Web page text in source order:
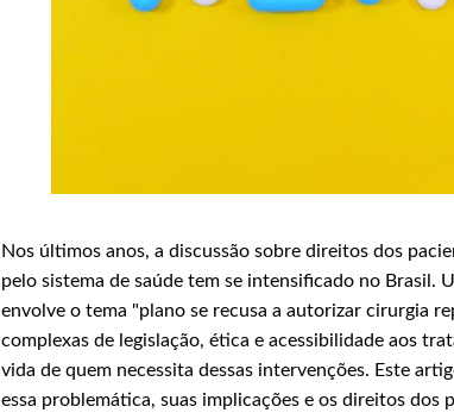
Nos últimos anos, a discussão sobre direitos dos
pelo sistema de saúde tem se intensificado no Brasil.
envolve o tema "plano se recusa a autorizar cirurgia
complexas de legislação, ética e acessibilidade aos
vida de quem necessita dessas intervenções. Este
essa problemática, suas implicações e os direitos